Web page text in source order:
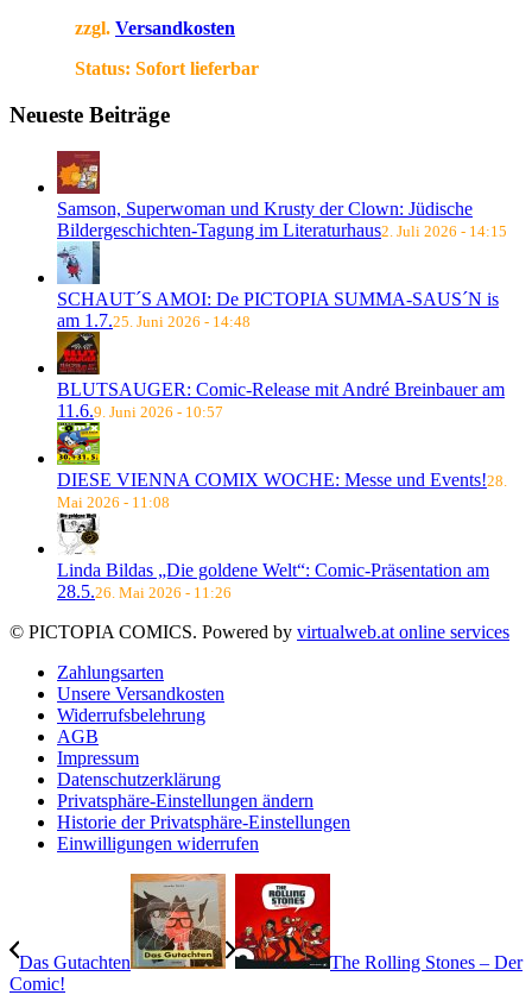
zzgl. Versandkosten
Status: Sofort lieferbar
Neueste Beiträge
Samson, Superwoman und Krusty der Clown: Jüdische
Bildergeschichten-Tagung im Literaturhaus2. Juli 2026 - 14:15
SCHAUT´S AMOI: De PICTOPIA SUMMA-SAUS´N is
am 1.7.25. Juni 2026 - 14:48
BLUTSAUGER: Comic-Release mit André Breinbauer am
11.6.9. Juni 2026 - 10:57
DIESE VIENNA COMIX WOCHE: Messe und Events!28.
Mai 2026 - 11:08
Linda Bildas „Die goldene Welt“: Comic-Präsentation am
28.5.26. Mai 2026 - 11:26
© PICTOPIA COMICS. Powered by virtualweb.at online services
Zahlungsarten
Unsere Versandkosten
Widerrufsbelehrung
AGB
Impressum
Datenschutzerklärung
Privatsphäre-Einstellungen ändern
Historie der Privatsphäre-Einstellungen
Einwilligungen widerrufen
Das Gutachten
The Rolling Stones – Der
Comic!